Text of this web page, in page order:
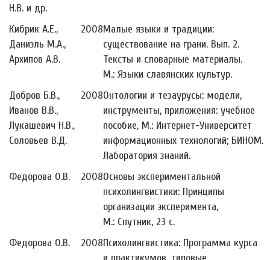
Н.В. и др.
Кибрик А.Е.,
Даниэль М.А.,
Архипов А.В.
2008Малые языки и традиции:
существование на грани. Вып. 2.
Тексты и словарные материалы.
М.: Языки славянских культур.
Добров Б.В.,
Иванов В.В.,
Лукашевич Н.В.,
Соловьев В.Д.
2008Онтологии и тезаурусы: модели,
инструменты, приложения: учебное
пособие, М.: Интернет-Университет
информационных технологий; БИНОМ.
Лаборатория знаний.
Федорова О.В.
2008Основы экспериментальной
психолингвистики: Принципы
организации эксперимента,
М.: Спутник, 23 с.
Федорова О.В.
2008Психолингвистика: Программа курса